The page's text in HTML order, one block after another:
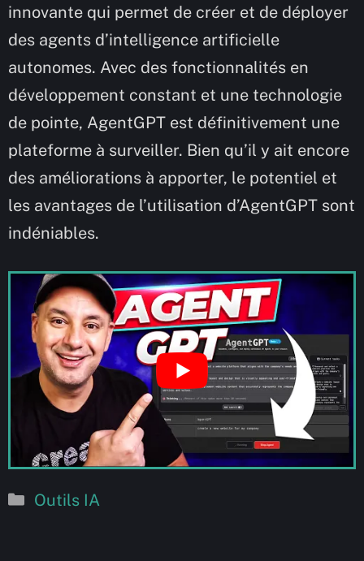
innovante qui permet de créer et de déployer
des agents d’intelligence artificielle
autonomes. Avec des fonctionnalités en
développement constant et une technologie
de pointe, AgentGPT est définitivement une
plateforme à surveiller. Bien qu’il y ait encore
des améliorations à apporter, le potentiel et
les avantages de l’utilisation d’AgentGPT sont
indéniables.
Catégories
Outils IA